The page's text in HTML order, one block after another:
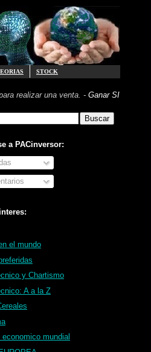
STOCK
realizar una venta. - Ganar SI
a PACinversor:
el mundo
y Chartismo
A a la Z
economico mundial